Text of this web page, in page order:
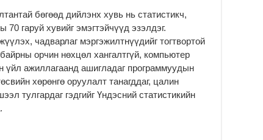
бөгөөд дийлэнх хувь нь статистикч,
гаруй хувийг эмэгтэйчүүд эзэлдэг.
чадварлаг мэргэжилтнүүдийг тогтвортой
орчин нөхцөл хангалтгүй, компьютер
үйл ажиллагаанд ашигладаг программуудын
хөрөнгө оруулалт танагддаг, цалин
тулгардаг гэдгийг Үндэсний статистикийн